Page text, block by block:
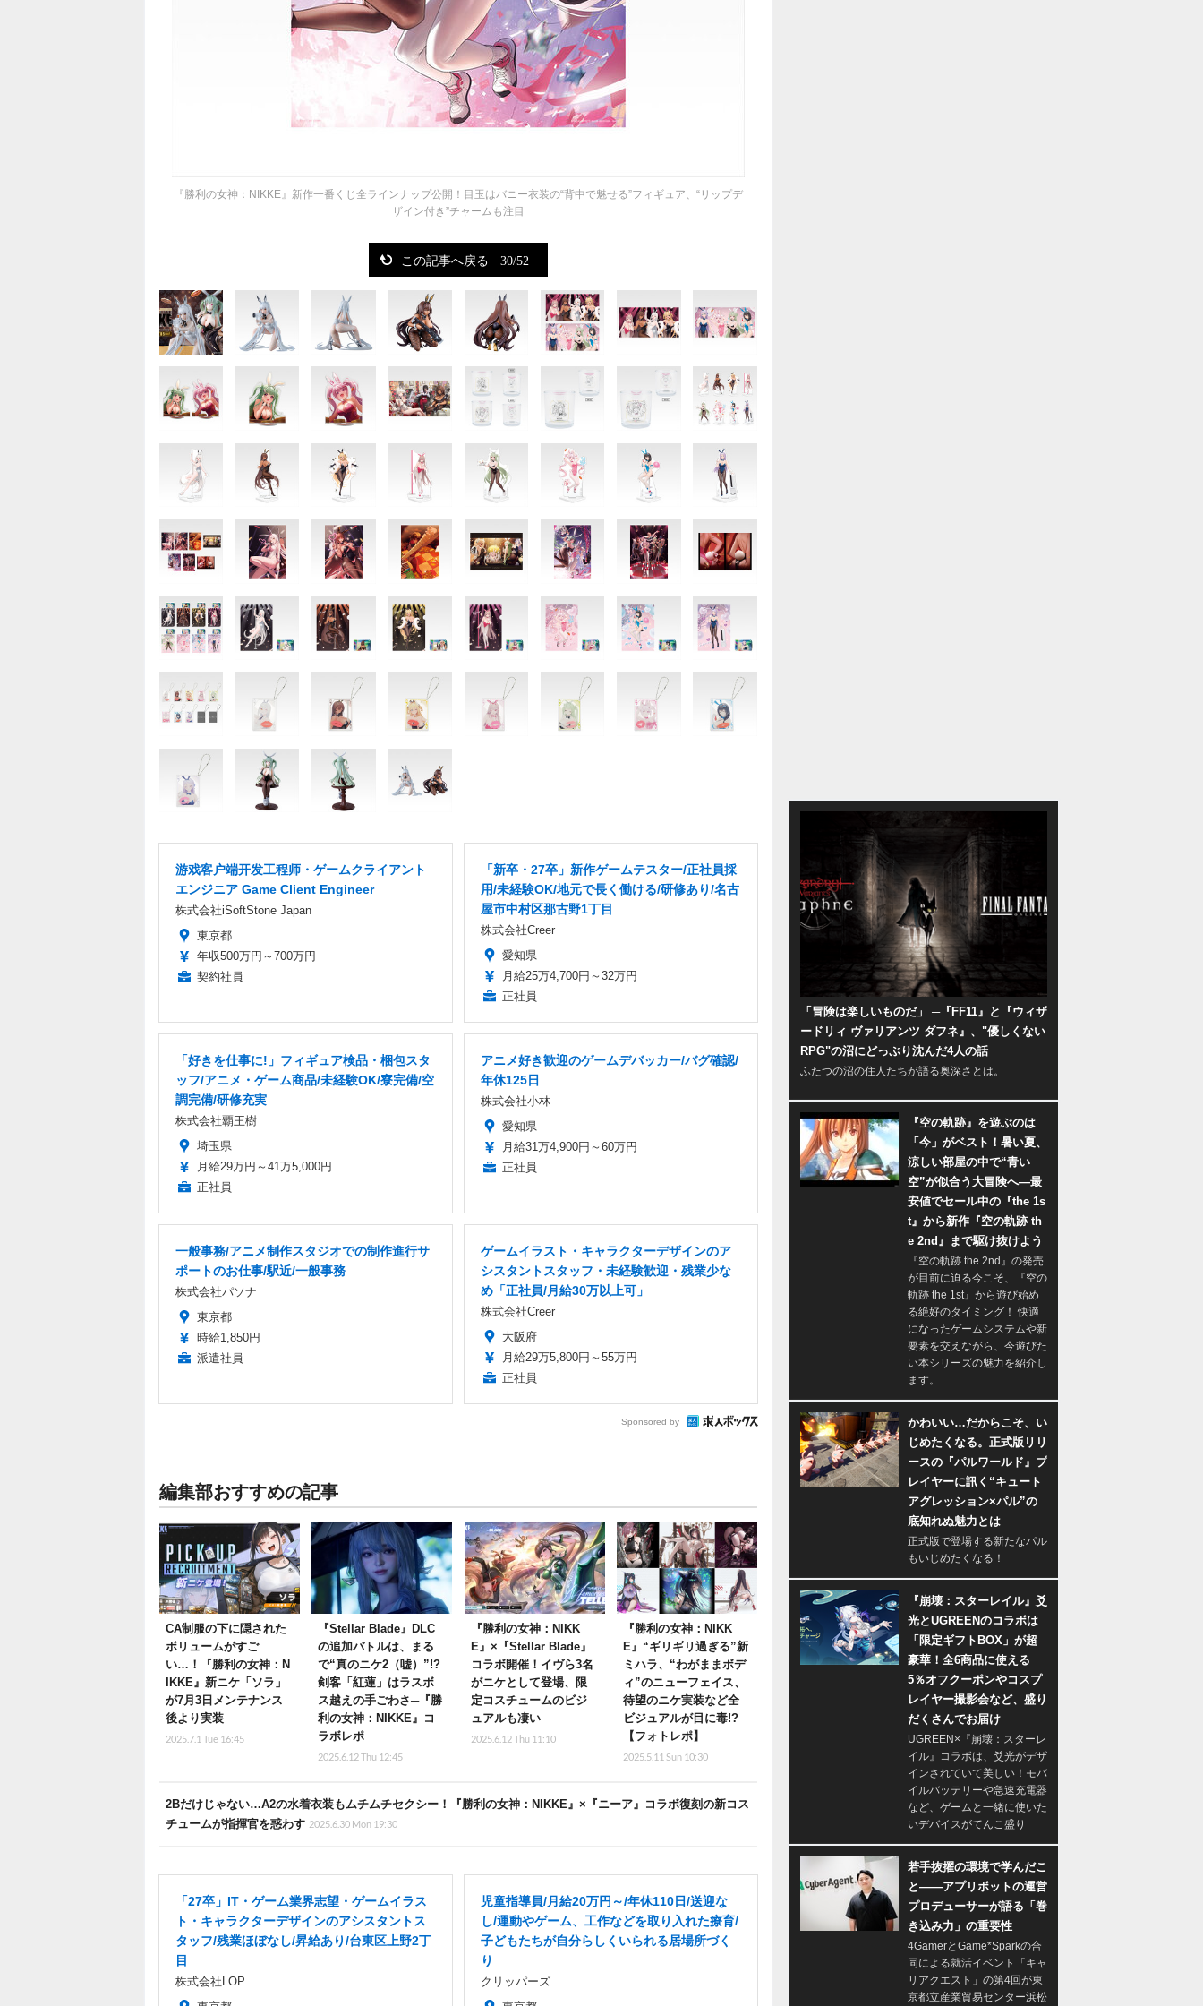
『勝利の女神：NIKKE』新作一番くじ全ラインナップ公開！目玉はバニー衣装の“背中で魅せる”フィギュア、“リップデ
ザイン付き”チャームも注目
この記事へ戻る 30/52
游戏客户端开发工程师・ゲームクライアント
エンジニア Game Client Engineer
株式会社iSoftStone Japan
東京都
年収500万円～700万円
契約社員
「新卒・27卒」新作ゲームテスター/正社員採
用/未経験OK/地元で長く働ける/研修あり/名古
屋市中村区那古野1丁目
株式会社Creer
愛知県
月給25万4,700円～32万円
正社員
「好きを仕事に!」フィギュア検品・梱包スタ
ッフ/アニメ・ゲーム商品/未経験OK/寮完備/空
調完備/研修充実
株式会社覇王樹
埼玉県
月給29万円～41万5,000円
正社員
アニメ好き歓迎のゲームデバッカー/バグ確認/
年休125日
株式会社小林
愛知県
月給31万4,900円～60万円
正社員
一般事務/アニメ制作スタジオでの制作進行サ
ポートのお仕事/駅近/一般事務
株式会社パソナ
東京都
時給1,850円
派遣社員
ゲームイラスト・キャラクターデザインのア
シスタントスタッフ・未経験歓迎・残業少な
め「正社員/月給30万以上可」
株式会社Creer
大阪府
月給29万5,800円～55万円
正社員
Sponsored by
編集部おすすめの記事
CA制服の下に隠された
ボリュームがすご
い…！『勝利の女神：N
IKKE』新ニケ「ソラ」
が7月3日メンテナンス
後より実装
2025.7.1 Tue 16:45
『Stellar Blade』DLC
の追加バトルは、まる
で“真のニケ2（嘘）”!?
剣客「紅蓮」はラスボ
ス越えの手ごわさ─『勝
利の女神：NIKKE』コ
ラボレポ
2025.6.12 Thu 12:45
『勝利の女神：NIKK
E』×『Stellar Blade』
コラボ開催！イヴら3名
がニケとして登場、限
定コスチュームのビジ
ュアルも凄い
2025.6.12 Thu 11:10
『勝利の女神：NIKK
E』“ギリギリ過ぎる”新
ミハラ、“わがままボデ
ィ”のニューフェイス、
待望のニケ実装など全
ビジュアルが目に毒!?
【フォトレポ】
2025.5.11 Sun 10:30
2Bだけじゃない…A2の水着衣装もムチムチセクシー！『勝利の女神：NIKKE』×『ニーア』コラボ復刻の新コス
チュームが指揮官を惑わす 2025.6.30 Mon 19:30
「27卒」IT・ゲーム業界志望・ゲームイラス
ト・キャラクターデザインのアシスタントス
タッフ/残業ほぼなし/昇給あり/台東区上野2丁
目
株式会社LOP
児童指導員/月給20万円～/年休110日/送迎な
し/運動やゲーム、工作などを取り入れた療育/
子どもたちが自分らしくいられる居場所づく
り
クリッパーズ
「冒険は楽しいものだ」 ─『FF11』と『ウィザ
ードリィ ヴァリアンツ ダフネ』、"優しくない
RPG"の沼にどっぷり沈んだ4人の話
ふたつの沼の住人たちが語る奥深さとは。
『空の軌跡』を遊ぶのは
「今」がベスト！暑い夏、
涼しい部屋の中で“青い
空”が似合う大冒険へ―最
安値でセール中の『the 1s
t』から新作『空の軌跡 th
e 2nd』まで駆け抜けよう
『空の軌跡 the 2nd』の発売
が目前に迫る今こそ、『空の
軌跡 the 1st』から遊び始め
る絶好のタイミング！ 快適
になったゲームシステムや新
要素を交えながら、今遊びた
い本シリーズの魅力を紹介し
ます。
かわいい…だからこそ、い
じめたくなる。正式版リリ
ースの『パルワールド』プ
レイヤーに訊く“キュート
アグレッション×パル”の
底知れぬ魅力とは
正式版で登場する新たなパル
もいじめたくなる！
『崩壊：スターレイル』爻
光とUGREENのコラボは
「限定ギフトBOX」が超
豪華！全6商品に使える
5％オフクーポンやコスプ
レイヤー撮影会など、盛り
だくさんでお届け
UGREEN×『崩壊：スターレ
イル』コラボは、爻光がデザ
インされていて美しい！モバ
イルバッテリーや急速充電器
など、ゲームと一緒に使いた
いデバイスがてんこ盛り
若手抜擢の環境で学んだこ
と――アプリボットの運営
プロデューサーが語る「巻
き込み力」の重要性
4GamerとGame*Sparkの合
同による就活イベント「キャ
リアクエスト」の第4回が東
京都立産業貿易センター浜松